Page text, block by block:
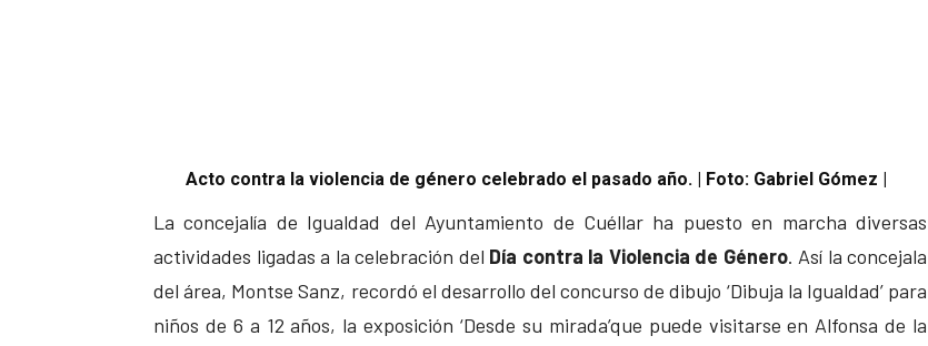
Acto contra la violencia de género celebrado el pasado año. | Foto: Gabriel Gómez |
La concejalía de Igualdad del Ayuntamiento de Cuéllar ha puesto en marcha diversas
actividades ligadas a la celebración del Día contra la Violencia de Género. Así la concejala
del área, Montse Sanz, recordó el desarrollo del concurso de dibujo ‘Dibuja la Igualdad’ para
niños de 6 a 12 años, la exposición ‘Desde su mirada’que puede visitarse en Alfonsa de la